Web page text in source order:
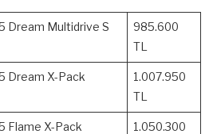
Dream Multidrive S
985.600
TL
Dream X-Pack
1.007.950
TL
Flame X-Pack
1.050.300